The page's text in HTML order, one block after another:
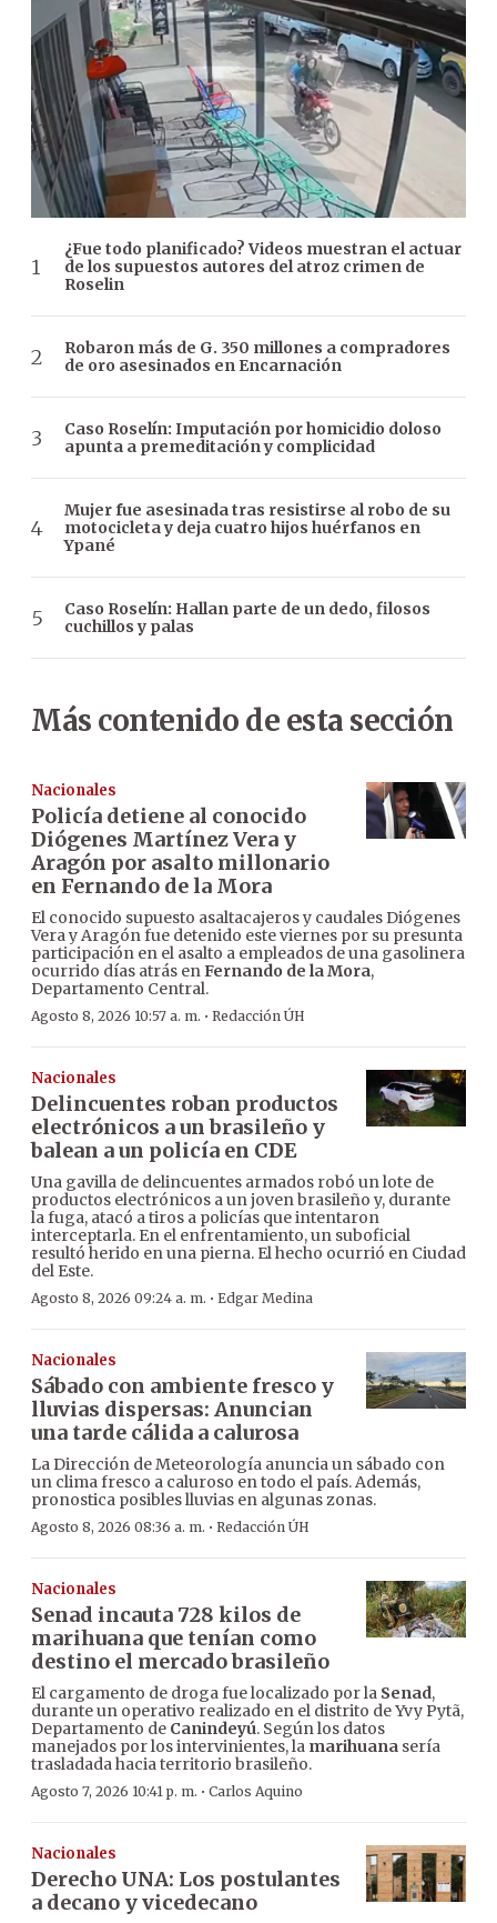
¿Fue todo planificado? Videos muestran el actuar
de los supuestos autores del atroz crimen de
Roselin
Robaron más de G. 350 millones a compradores
de oro asesinados en Encarnación
Caso Roselín: Imputación por homicidio doloso
apunta a premeditación y complicidad
Mujer fue asesinada tras resistirse al robo de su
motocicleta y deja cuatro hijos huérfanos en
Ypané
Caso Roselín: Hallan parte de un dedo, filosos
cuchillos y palas
Más contenido de esta sección
Nacionales
Policía detiene al conocido
Diógenes Martínez Vera y
Aragón por asalto millonario
en Fernando de la Mora
El conocido supuesto asaltacajeros y caudales Diógenes
Vera y Aragón fue detenido este viernes por su presunta
participación en el asalto a empleados de una gasolinera
ocurrido días atrás enFernando de la Mora,
Departamento Central.
Agosto 8, 2026 10:57 a. m. · Redacción ÚH
Nacionales
Delincuentes roban productos
electrónicos a un brasileño y
balean a un policía en CDE
Una gavilla de delincuentes armados robó un lote de
productos electrónicos a un joven brasileño y, durante
la fuga, atacó a tiros a policías que intentaron
interceptarla. En el enfrentamiento, un suboficial
resultó herido en una pierna. El hecho ocurrió en Ciudad
del Este.
Agosto 8, 2026 09:24 a. m. · Edgar Medina
Nacionales
Sábado con ambiente fresco y
lluvias dispersas: Anuncian
una tarde cálida a calurosa
La Dirección de Meteorología anuncia un sábado con
un clima fresco a caluroso en todo el país. Además,
pronostica posibles lluvias en algunas zonas.
Agosto 8, 2026 08:36 a. m. · Redacción ÚH
Nacionales
Senad incauta 728 kilos de
marihuana que tenían como
destino el mercado brasileño
El cargamento de droga fue localizado por la Senad,
durante un operativo realizado en el distrito de Yvy Pytã,
Departamento de Canindeyú. Según los datos
manejados por los intervinientes, la marihuana sería
trasladada hacia territorio brasileño.
Agosto 7, 2026 10:41 p. m. · Carlos Aquino
Nacionales
Derecho UNA: Los postulantes
a decano y vicedecano